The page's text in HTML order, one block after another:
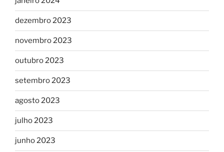
dezembro 2023
novembro 2023
outubro 2023
setembro 2023
agosto 2023
julho 2023
junho 2023